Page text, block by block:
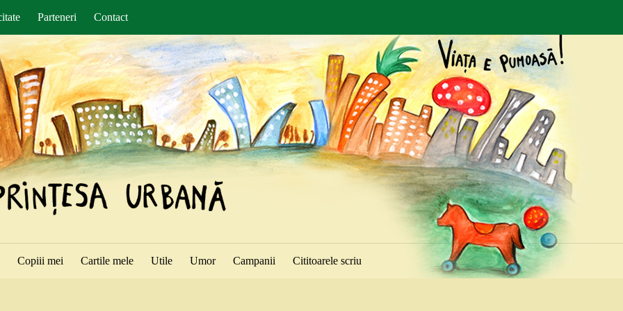
Parteneri Contact
Copiii mei Cartile mele Utile Umor Campanii Cititoarele scriu